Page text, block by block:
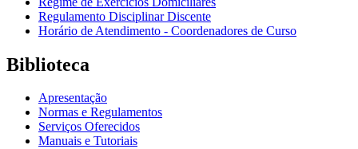
Regulamento Disciplinar Discente
Horário de Atendimento - Coordenadores de Curso
Biblioteca
Apresentação
Normas e Regulamentos
Serviços Oferecidos
Manuais e Tutoriais